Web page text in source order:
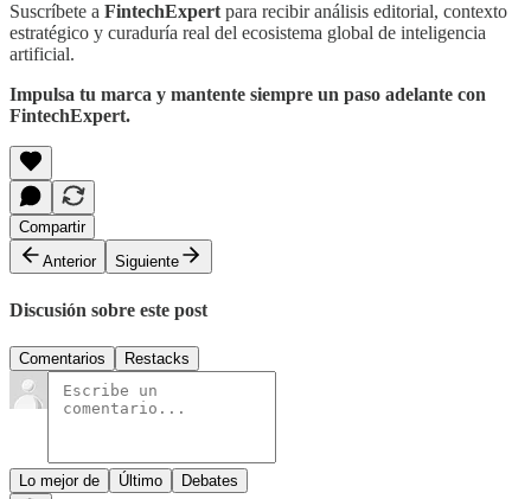
Suscríbete a FintechExpert para recibir análisis editorial, contexto
estratégico y curaduría real del ecosistema global de inteligencia
artificial.
Impulsa tu marca y mantente siempre un paso adelante con
FintechExpert.
Compartir
Anterior
Siguiente
Discusión sobre este post
Comentarios Restacks
Lo mejor de Último Debates